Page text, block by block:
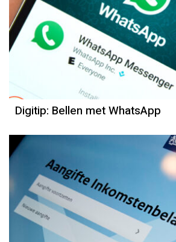
Digitip: Bellen met WhatsApp